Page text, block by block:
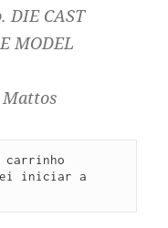
DIE CAST
MODEL
Mattos
carrinho
iniciar a